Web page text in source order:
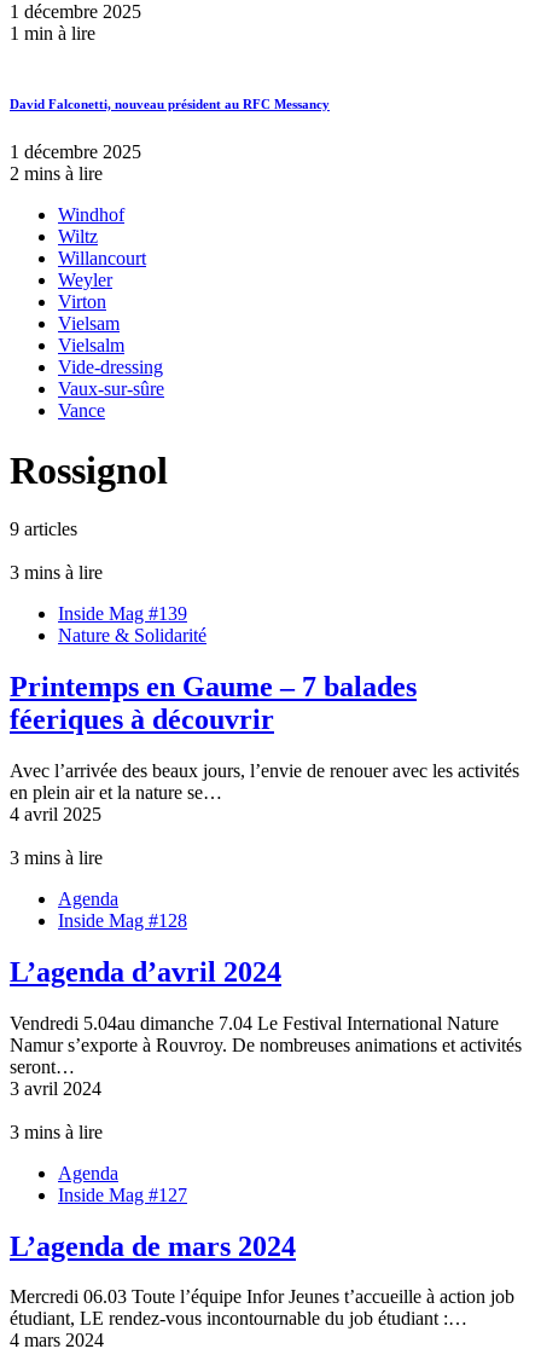
1 décembre 2025
1 min à lire
David Falconetti, nouveau président au RFC Messancy
1 décembre 2025
2 mins à lire
Windhof
Wiltz
Willancourt
Weyler
Virton
Vielsam
Vielsalm
Vide-dressing
Vaux-sur-sûre
Vance
Rossignol
9 articles
3 mins à lire
Inside Mag #139
Nature & Solidarité
Printemps en Gaume – 7 balades
féeriques à découvrir
Avec l’arrivée des beaux jours, l’envie de renouer avec les activités
en plein air et la nature se…
4 avril 2025
3 mins à lire
Agenda
Inside Mag #128
L’agenda d’avril 2024
Vendredi 5.04au dimanche 7.04 Le Festival International Nature
Namur s’exporte à Rouvroy. De nombreuses animations et activités
seront…
3 avril 2024
3 mins à lire
Agenda
Inside Mag #127
L’agenda de mars 2024
Mercredi 06.03 Toute l’équipe Infor Jeunes t’accueille à action job
étudiant, LE rendez-vous incontournable du job étudiant :…
4 mars 2024